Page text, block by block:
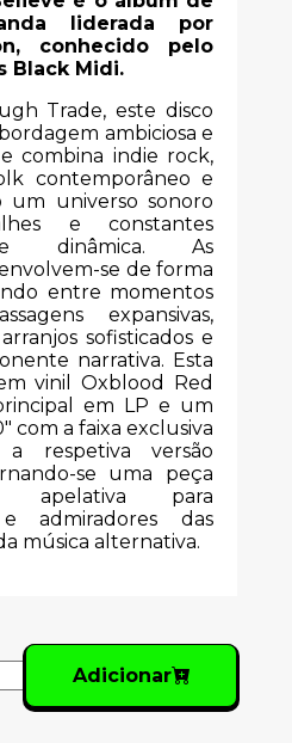
liderada por
conhecido pelo
Black Midi.
Trade, este disco
ambiciosa e
combina indie rock,
contemporâneo e
um universo sonoro
e constantes
dinâmica. As
se de forma
entre momentos
expansivas,
sofisticados e
narrativa. Esta
vinil Oxblood Red
em LP e um
com a faixa exclusiva
respetiva versão
se uma peça
apelativa para
e admiradores das
música alternativa.
Adicionar